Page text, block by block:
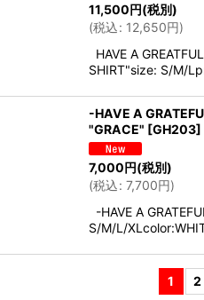
11,500円(税別)
(税込: 12,650円)
HAVE A
SHIRT"size: S/M/
-HAVE A
"GRACE" [GH203]
7,000円(税別)
(税込: 7,700円)
-HAVE A
S/M/L/
1 2